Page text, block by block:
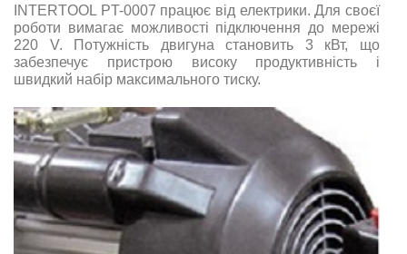
INTERTOOL PT-0007 працює від електрики. Для своєї
роботи вимагає можливості підключення до мережі
220 V. Потужність двигуна становить 3 кВт, що
забезпечує пристрою високу продуктивність і
швидкий набір максимального тиску.